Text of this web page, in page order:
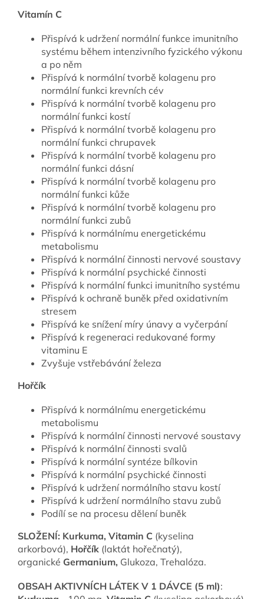
Vitamín C
Přispívá k udržení normální funkce imunitního
systému během intenzivního fyzického výkonu
a po něm
Přispívá k normální tvorbě kolagenu pro
normální funkci krevních cév
Přispívá k normální tvorbě kolagenu pro
normální funkci kostí
Přispívá k normální tvorbě kolagenu pro
normální funkci chrupavek
Přispívá k normální tvorbě kolagenu pro
normální funkci dásní
Přispívá k normální tvorbě kolagenu pro
normální funkci kůže
Přispívá k normální tvorbě kolagenu pro
normální funkci zubů
Přispívá k normálnímu energetickému
metabolismu
Přispívá k normální činnosti nervové soustavy
Přispívá k normální psychické činnosti
Přispívá k normální funkci imunitního systému
Přispívá k ochraně buněk před oxidativním
stresem
Přispívá ke snížení míry únavy a vyčerpání
Přispívá k regeneraci redukované formy
vitaminu E
Zvyšuje vstřebávání železa
Hořčík
Přispívá k normálnímu energetickému
metabolismu
Přispívá k normální činnosti nervové soustavy
Přispívá k normální činnosti svalů
Přispívá k normální syntéze bílkovin
Přispívá k normální psychické činnosti
Přispívá k udržení normálního stavu kostí
Přispívá k udržení normálního stavu zubů
Podílí se na procesu dělení buněk
SLOŽENÍ: Kurkuma, Vitamin C (kyselina
arkorbová), Hořčík (laktát hořečnatý),
organické Germanium, Glukoza, Trehalóza.
OBSAH AKTIVNÍCH LÁTEK V 1 DÁVCE (5 ml):